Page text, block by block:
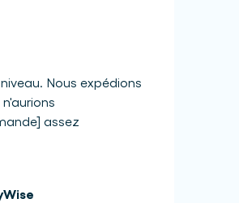
Nous expédions
assez